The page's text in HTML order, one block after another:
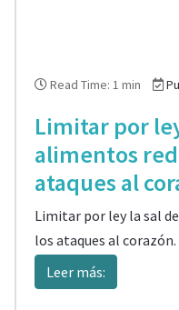
Read Time: 1 min
Limitar por
alimentos
ataques al
Limitar por ley la sal
los ataques al corazón.
Leer más: